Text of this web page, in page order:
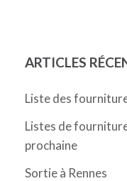
ARTICLES
Liste des
Listes de
prochaine
Sortie à Rennes